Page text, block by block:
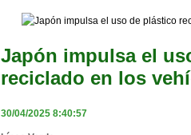
Japón impulsa el
reciclado en los
30/04/2025 8:40:57